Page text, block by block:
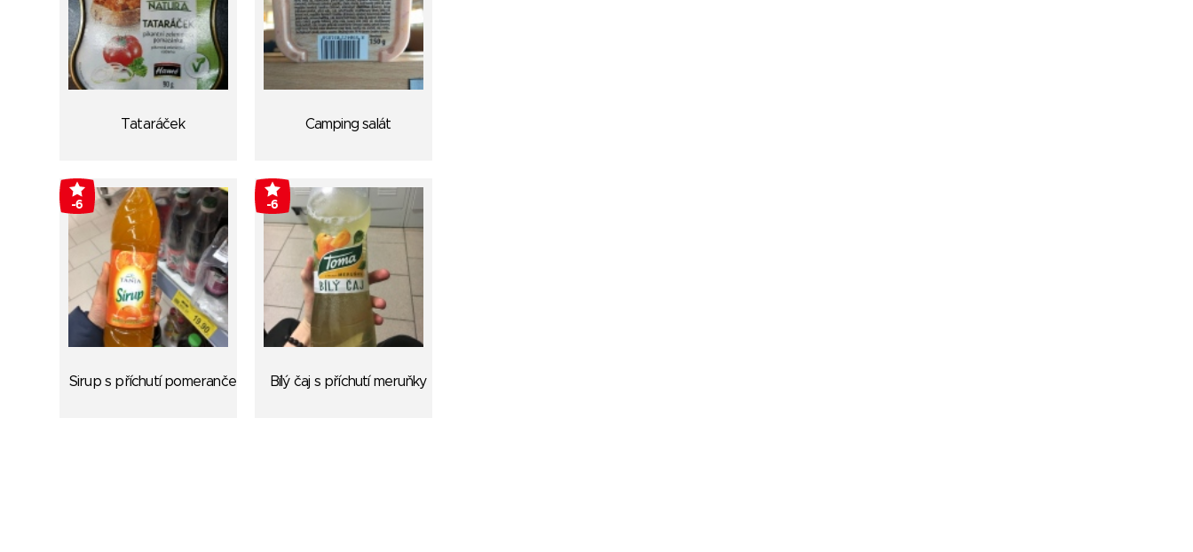
Tataráček Camping salát
-6
Sirup s příchutí pomeranče
-6
Bílý čaj s příchutí meruňky